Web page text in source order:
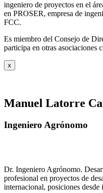
ingeniero de proyectos en el
en PROSER, empresa de
FCC.
Es miembro del Consejo de
participa en otras
x
Manuel Latorre
Ingeniero Agrónomo
Dr. Ingeniero Agrónomo.
profesional en proyectos de
internacional, posiciones